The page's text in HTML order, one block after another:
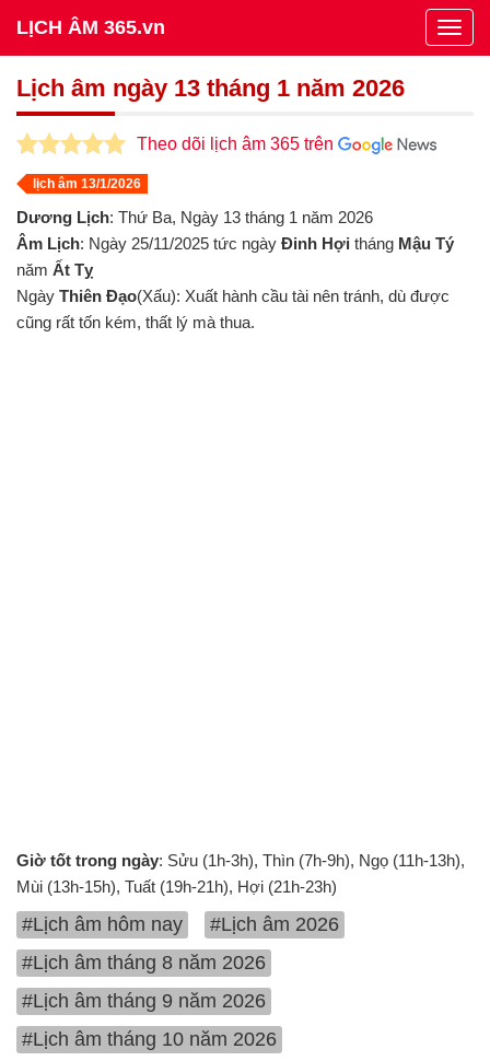
LỊCH ÂM 365.vn
Lịch âm ngày 13 tháng 1 năm 2026
Theo dõi lịch âm 365 trên
lịch âm 13/1/2026
Dương Lịch: Thứ Ba, Ngày 13 tháng 1 năm 2026
Âm Lịch: Ngày 25/11/2025 tức ngày Đinh Hợi tháng Mậu Tý
năm Ất Tỵ
Ngày Thiên Đạo(Xấu): Xuất hành cầu tài nên tránh, dù được
cũng rất tốn kém, thất lý mà thua.
Giờ tốt trong ngày: Sửu (1h-3h), Thìn (7h-9h), Ngọ (11h-13h),
Mùi (13h-15h), Tuất (19h-21h), Hợi (21h-23h)
#Lịch âm hôm nay
#Lịch âm 2026
#Lịch âm tháng 8 năm 2026
#Lịch âm tháng 9 năm 2026
#Lịch âm tháng 10 năm 2026